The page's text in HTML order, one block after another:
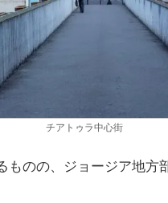
チアトゥラ中心街
ものの、ジョージア地方